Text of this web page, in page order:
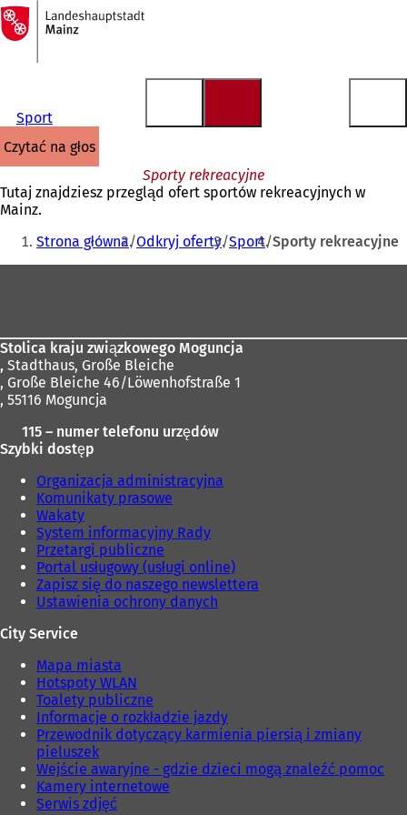
Przejdź do treści
Do
strony
głównej
Sport
czytać na głos
Sporty rekreacyjne
Tutaj znajdziesz przegląd ofert sportów rekreacyjnych w
Mainz.
Jesteś
tutaj:
Strona główna Odkryj oferty Sport Sporty rekreacyjne
Stolica kraju związkowego Moguncja
, Stadthaus, Große Bleiche
, Große Bleiche 46/Löwenhofstraße 1
, 55116 Moguncja
115 – numer telefonu urzędów
Szybki dostęp
Organizacja administracyjna
Komunikaty prasowe
Wakaty
System informacyjny Rady
Przetargi publiczne
Portal usługowy (usługi online)
Zapisz się do naszego newslettera
Ustawienia ochrony danych
City Service
Mapa miasta
Hotspoty WLAN
Toalety publiczne
Informacje o rozkładzie jazdy
Przewodnik dotyczący karmienia piersią i zmiany
pieluszek
Wejście awaryjne - gdzie dzieci mogą znaleźć pomoc
Kamery internetowe
Serwis zdjęć